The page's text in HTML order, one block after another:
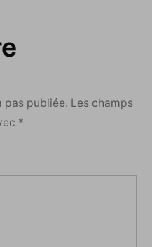
pas publiée. Les champs
*